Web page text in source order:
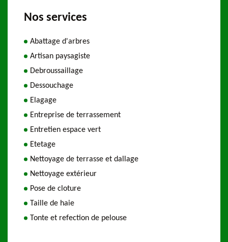
Nos services
Abattage d'arbres
Artisan paysagiste
Debroussaillage
Dessouchage
Elagage
Entreprise de terrassement
Entretien espace vert
Etetage
Nettoyage de terrasse et dallage
Nettoyage extérieur
Pose de cloture
Taille de haie
Tonte et refection de pelouse